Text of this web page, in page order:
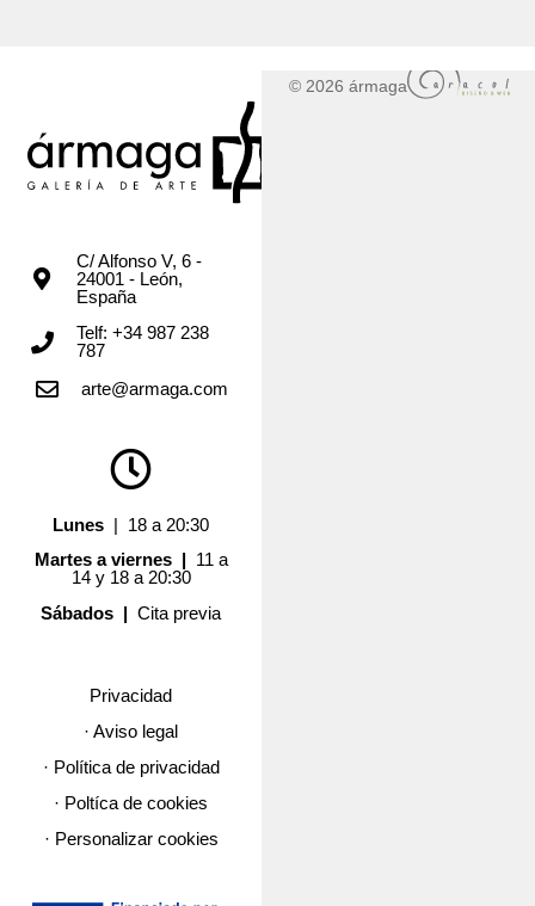
C/ Alfonso V, 6 -
24001 - León,
España
Telf: +34 987 238
787
arte@armaga.com
Lunes | 18 a 20:30
Martes a viernes | 11 a
14 y 18 a 20:30
Sábados |Cita previa
Privacidad
· Aviso legal
· Política de privacidad
· Poltíca de cookies
· Personalizar cookies
© 2026 ármaga